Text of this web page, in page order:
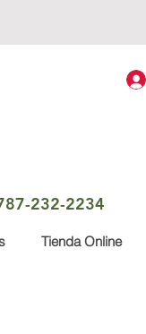
232-2234
Tienda Online